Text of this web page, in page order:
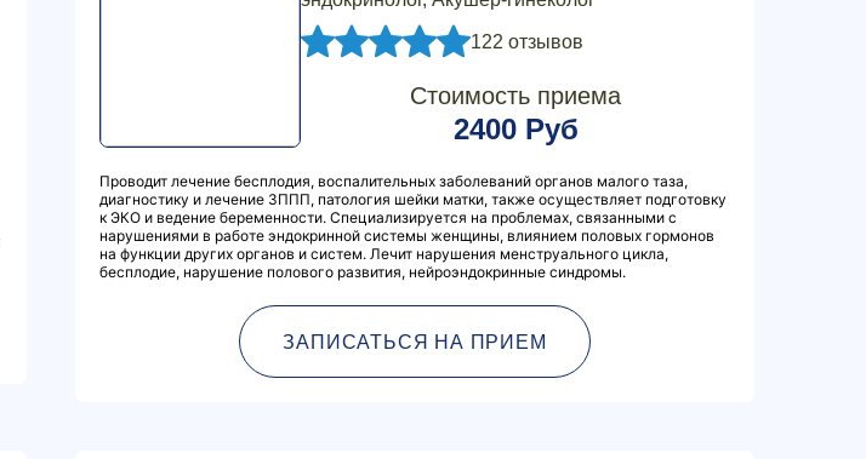
122 отзывов
Стоимость приема
2400 Руб
Проводит лечение бесплодия, воспалительных заболеваний органов малого таза,
диагностику и лечение ЗППП, патология шейки матки, также осуществляет подготовку
к ЭКО и ведение беременности. Специализируется на проблемах, связанными с
нарушениями в работе эндокринной системы женщины, влиянием половых гормонов
на функции других органов и систем. Лечит нарушения менструального цикла,
бесплодие, нарушение полового развития, нейроэндокринные синдромы.
ЗАПИСАТЬСЯ НА ПРИЕМ